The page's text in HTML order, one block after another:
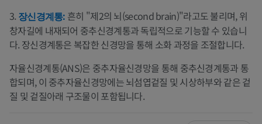
3. 장신경계통: 흔히 "제2의 뇌(second brain)"라고도 불리며, 위
창자길에 내재되어 중추신경계통과 독립적으로 기능할 수 있습니
다. 장신경계통은 복잡한 신경망을 통해 소화 과정을 조절합니다.
자율신경계통(ANS)은 중추자율신경망을 통해 중추신경계통과 통
합되며, 이 중추자율신경망에는 뇌섬엽겉질 및 시상하부와 같은 겉
질 및 겉질아래 구조물이 포함됩니다.